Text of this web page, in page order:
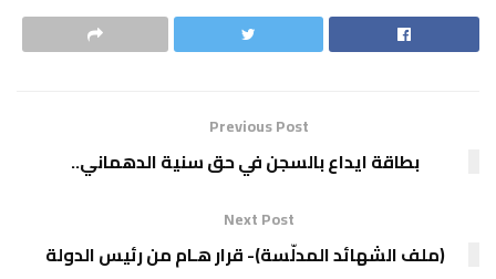
Previous Post
بطاقة ايداع بالسجن في حق سنية الدهماني..
Next Post
(ملف الشهائد المدلّسة)- قرار هـام من رئيس الدولة